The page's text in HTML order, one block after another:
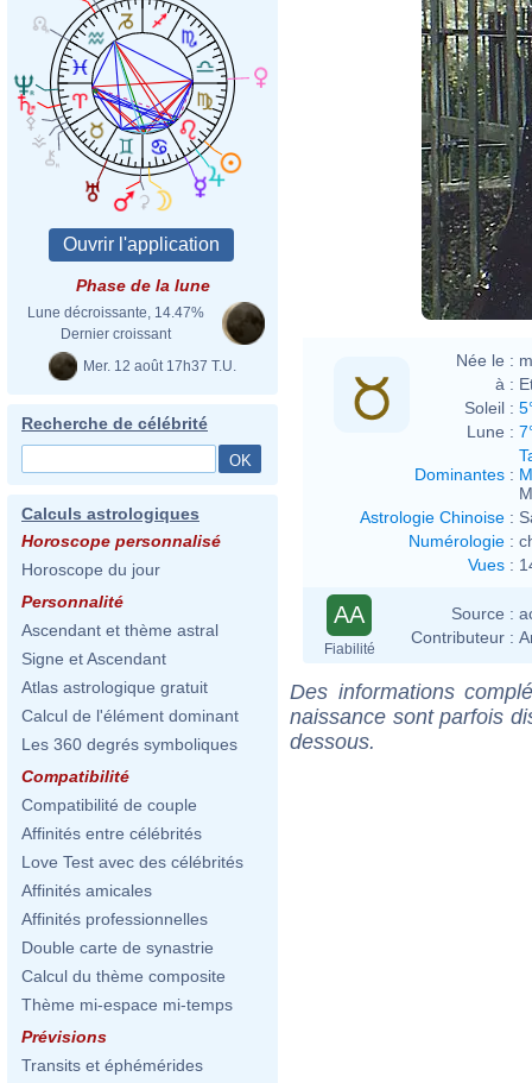
Phase de la lune
Lune décroissante, 14.47%
Dernier croissant
Mer. 12 août 17h37 T.U.
Recherche de célébrité
Calculs astrologiques
Horoscope personnalisé
Horoscope du jour
Personnalité
Ascendant et thème astral
Signe et Ascendant
Atlas astrologique gratuit
Calcul de l'élément dominant
Les 360 degrés symboliques
Compatibilité
Compatibilité de couple
Affinités entre célébrités
Love Test avec des célébrités
Affinités amicales
Affinités professionnelles
Double carte de synastrie
Calcul du thème composite
Thème mi-espace mi-temps
Prévisions
Transits et éphémérides
Née le :
à :
Soleil :
Lune :
Dominantes :
Astrologie Chinoise :
Numérologie :
Vues :
AA
Fiabilité
Source :
Contributeur :
Des informations
naissance sont parfois
dessous.